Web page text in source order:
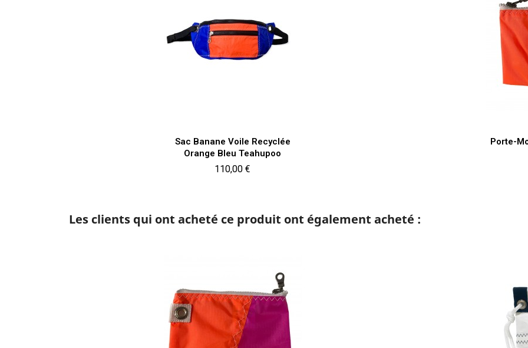
Sac Banane Voile Recyclée
Orange Bleu Teahupoo
Prix
110,00 €
Aperçu rapide
Porte-
Les clients qui ont acheté ce produit ont également acheté :